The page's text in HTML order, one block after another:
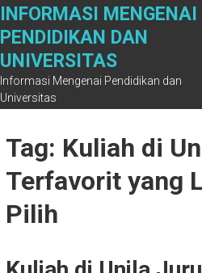
Skip
content
INFORMASI MENGENAI
PENDIDIKAN DAN
UNIVERSITAS
Informasi Mengenai Pendidikan dan
Universitas
Tag: Kuliah di
Terfavorit yang
Pilih